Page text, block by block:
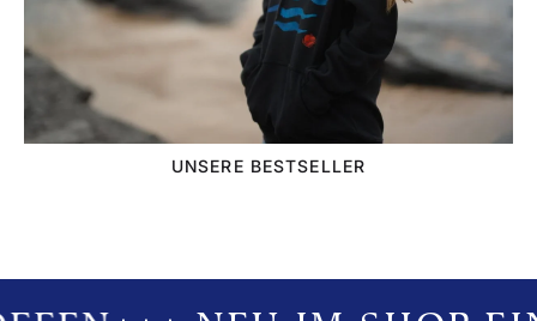
UNSERE BESTSELLER